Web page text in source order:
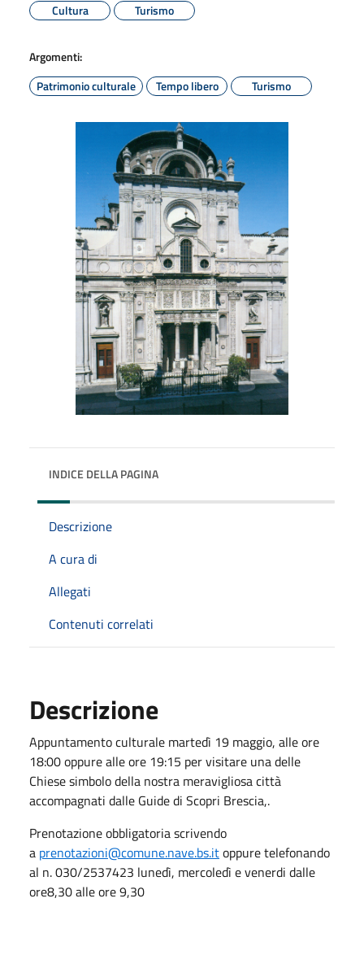
Cultura
Turismo
Argomenti:
Patrimonio culturale
Tempo libero Turismo
INDICE DELLA PAGINA
Descrizione
A cura di
Allegati
Contenuti correlati
Descrizione
Appuntamento culturale martedì 19 maggio, alle ore
18:00 oppure alle ore 19:15 per visitare una delle
Chiese simbolo della nostra meravigliosa città
accompagnati dalle Guide di Scopri Brescia,.
Prenotazione obbligatoria scrivendo
a prenotazioni@comune.nave.bs.itoppure telefonando
al n. 030/2537423 lunedì, mercoledì e venerdi dalle
ore8,30 alle ore 9,30